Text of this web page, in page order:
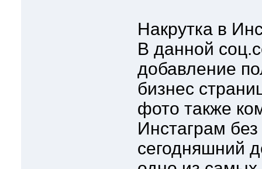
Накрутка в
В данной
добавление
бизнес
фото также
Инстаграм
сегодняшний